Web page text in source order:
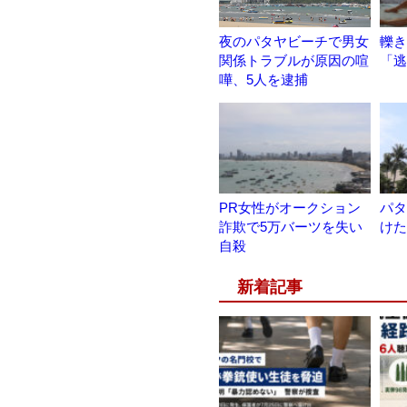
夜のパタヤビーチで男女
関係トラブルが原因の喧
嘩、5人を逮捕
轢
「
PR女性がオークション
詐欺で5万バーツを失い
自殺
パ
け
新着記事